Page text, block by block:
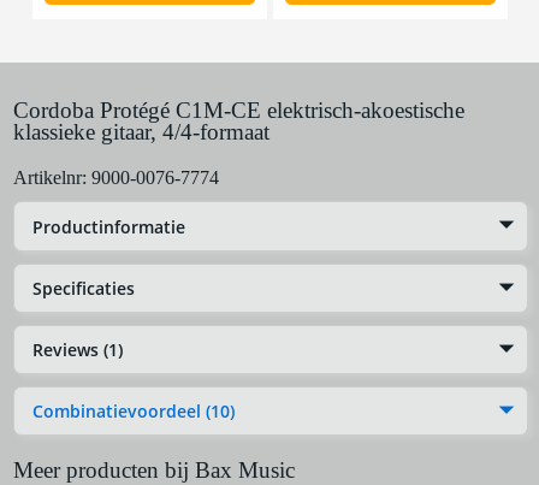
Cordoba Protégé C1M-CE elektrisch-akoestische
klassieke gitaar, 4/4-formaat
Artikelnr: 9000-0076-7774
Productinformatie
Specificaties
Reviews (1)
Combinatievoordeel (10)
Meer producten bij Bax Music